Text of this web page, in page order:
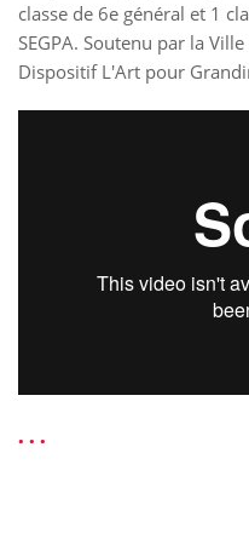
classe de 6e général et 1
SEGPA. Soutenu par la
Dispositif L'Art pour
. . .